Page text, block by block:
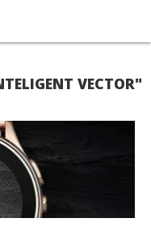
VECTOR"